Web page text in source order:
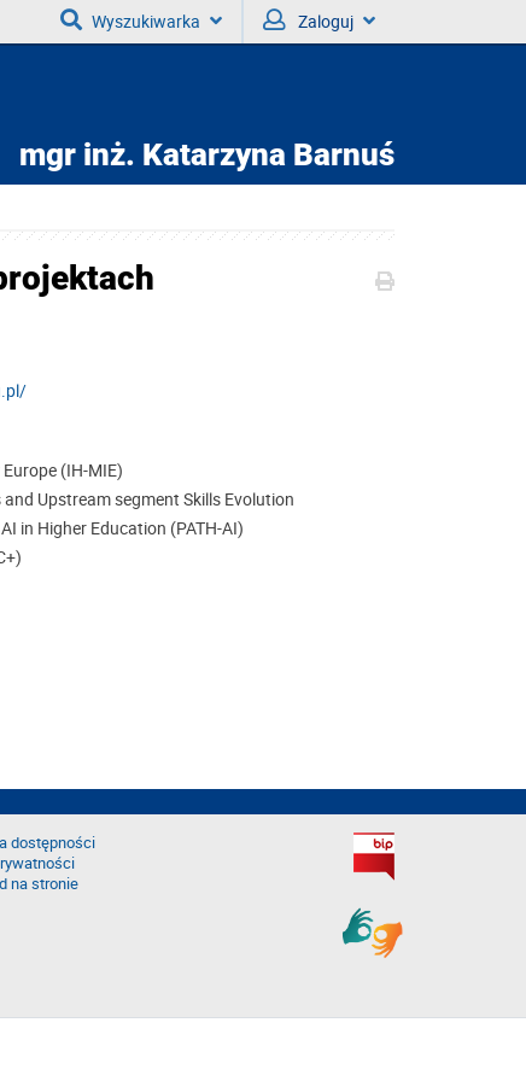
Wyszukiwarka Zaloguj
mgr inż. Katarzyna Barnuś
(IH-MIE)
Upstream segment Skills Evolution
in Higher Education (PATH-AI)
dostępności
na stronie